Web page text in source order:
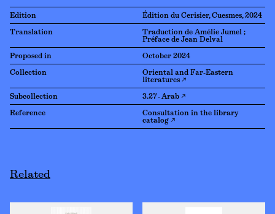
Edition Édition du Cerisier, Cuesmes, 2024
Translation
Traduction de Amélie Jumel ;
Préface de Jean Delval
Proposed in October 2024
Collection
Oriental and Far-Eastern
literatures ↗
Subcollection 3.27 - Arab ↗
Reference
Consultation in the library
catalog ↗
Related